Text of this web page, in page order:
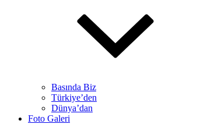
Basında Biz
Türkiye’den
Dünya’dan
Foto Galeri